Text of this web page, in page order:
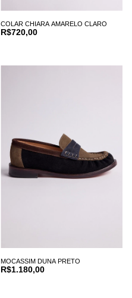
COLAR CHIARA AMARELO CLARO
R$720,00
MOCASSIM DUNA PRETO
R$1.180,00